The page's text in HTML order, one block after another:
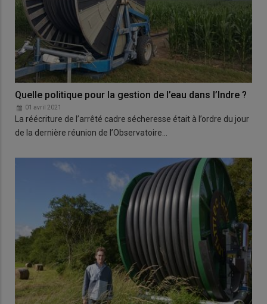
Quelle politique pour la gestion de l’eau dans l’Indre ?
01 avril 2021
La réécriture de l’arrêté cadre sécheresse était à l’ordre du jour
de la dernière réunion de l’Observatoire…